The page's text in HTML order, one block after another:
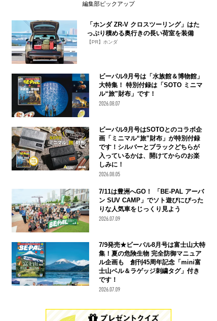
編集部ピックアップ
「ホンダ ZR-V クロスツーリング」はた
っぷり積める奥行きの長い荷室を装備
【PR】ホンダ
ビーパル9月号は「水族館＆博物館」
大特集！ 特別付録は「SOTO ミニマ
ル“旅”財布」です！
2026.08.07
ビーパル9月号はSOTOとのコラボ企
画「ミニマル“旅”財布」が特別付録
です！シルバーとブラックどちらが
入っているかは、開けてからのお楽
しみに！
2026.08.05
7/11は豊洲へGO！ 「BE-PAL アーバ
ン SUV CAMP」でソト遊びにぴった
りな人気車をじっくり見よう
2026.07.09
7/9発売★ビーパル8月号は富士山大特
集！夏の危険生物 完全防御マニュア
ル企画も 創刊45周年記念「mini富
士山ベル＆ラゲッジ刺繍タグ」付き
です！
2026.07.09